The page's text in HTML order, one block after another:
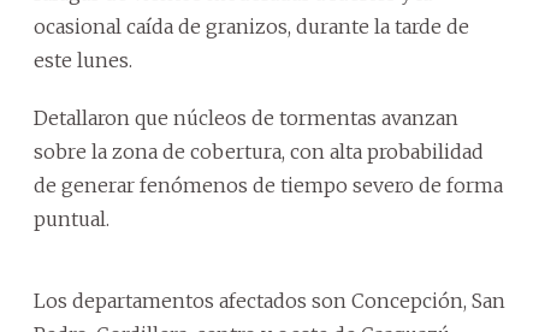
ocasional caída de granizos, durante la tarde de
este lunes.
Detallaron que núcleos de tormentas avanzan
sobre la zona de cobertura, con alta probabilidad
de generar fenómenos de tiempo severo de forma
puntual.
Los departamentos afectados son Concepción, San